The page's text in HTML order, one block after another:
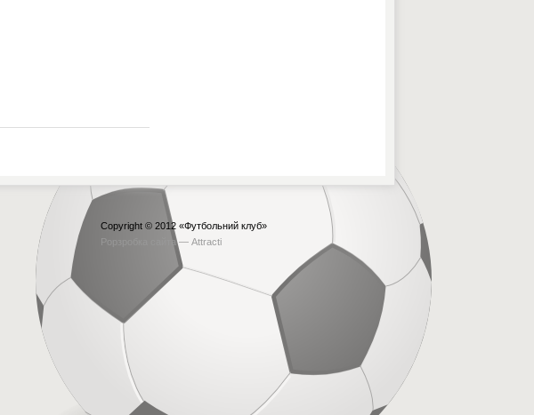
Copyright © 2012 «Футбольний клуб»
Рорзробка сайта — Attracti